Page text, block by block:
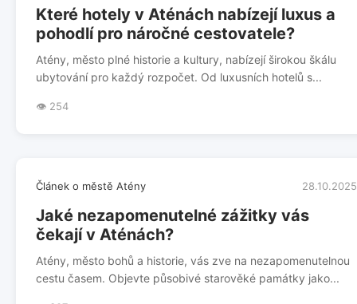
Které hotely v Aténách nabízejí luxus a
pohodlí pro náročné cestovatele?
Atény, město plné historie a kultury, nabízejí širokou škálu
ubytování pro každý rozpočet. Od luxusních hotelů s...
👁️ 254
Článek o městě Atény 28.10.2025
Jaké nezapomenutelné zážitky vás
čekají v Aténách?
Atény, město bohů a historie, vás zve na nezapomenutelnou
cestu časem. Objevte působivé starověké památky jako...